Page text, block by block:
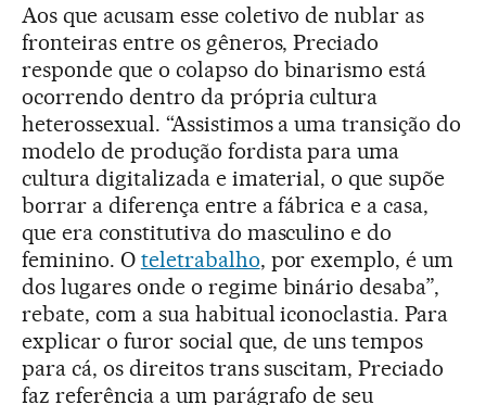
Aos que acusam esse coletivo de nublar as
fronteiras entre os gêneros, Preciado
responde que o colapso do binarismo está
ocorrendo dentro da própria cultura
heterossexual. “Assistimos a uma transição do
modelo de produção fordista para uma
cultura digitalizada e imaterial, o que supõe
borrar a diferença entre a fábrica e a casa,
que era constitutiva do masculino e do
feminino. O teletrabalho, por exemplo, é um
dos lugares onde o regime binário desaba”,
rebate, com a sua habitual iconoclastia. Para
explicar o furor social que, de uns tempos
para cá, os direitos trans suscitam, Preciado
faz referência a um parágrafo de seu